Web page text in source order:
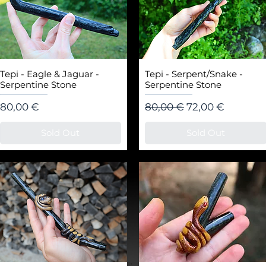
Tepi - Eagle & Jaguar -
Serpentine Stone
Цена
80,00 €
Tepi - Serpent/Snake -
Serpentine Stone
Редовна цена
80,00 € Продажна цена
72,00 €